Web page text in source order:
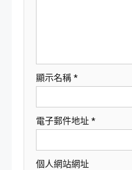
顯示名稱 *
電子郵件地址 *
個人網站網址